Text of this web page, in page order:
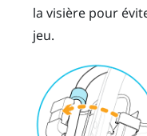
la visière pour
jeu.